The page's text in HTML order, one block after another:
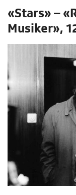
«Stars» –
Musiker»,